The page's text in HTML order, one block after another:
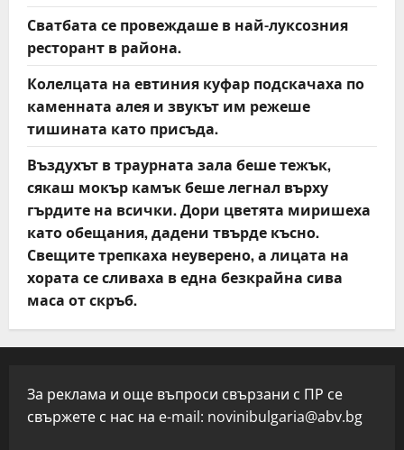
Сватбата се провеждаше в най-луксозния
ресторант в района.
Колелцата на евтиния куфар подскачаха по
каменната алея и звукът им режеше
тишината като присъда.
Въздухът в траурната зала беше тежък,
сякаш мокър камък беше легнал върху
гърдите на всички. Дори цветята миришеха
като обещания, дадени твърде късно.
Свещите трепкаха неуверено, а лицата на
хората се сливаха в една безкрайна сива
маса от скръб.
За реклама и още въпроси свързани с ПР се
свържете с нас на e-mail: novinibulgaria@abv.bg